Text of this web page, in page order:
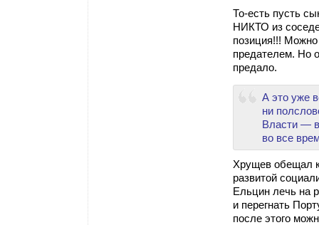
То-есть пусть
НИКТО из
позиция!!!
предателем. Но
предало.
А это уже
ни
Власти —
во все
Хрущев обещал
развитой
Ельцин лечь на
и перегнать
после этого